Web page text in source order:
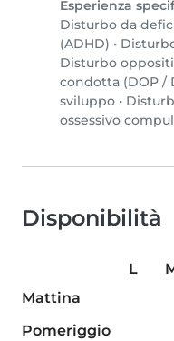
Esperienza
Disturbo da
(ADHD) •
Disturbo
condotta (DOP /
sviluppo •
ossessivo
Disponibilità
L
Mattina
Pomeriggio